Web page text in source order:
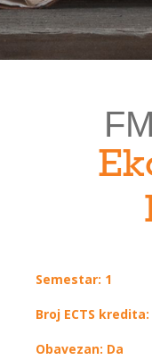
Semestar: 1
Broj ECTS kredita:
Obavezan: Da